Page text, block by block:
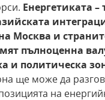
Енергетиката –
Москва и
пълноценна
и политическа
ще може да
на